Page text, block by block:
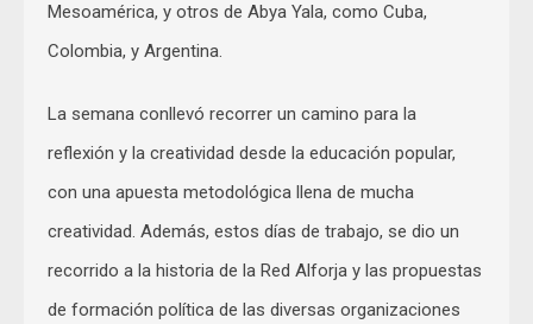
Mesoamérica, y otros de Abya Yala, como Cuba,
Colombia, y Argentina.
La semana conllevó recorrer un camino para la
reflexión y la creatividad desde la educación popular,
con una apuesta metodológica llena de mucha
creatividad. Además, estos días de trabajo, se dio un
recorrido a la historia de la Red Alforja y las propuestas
de formación política de las diversas organizaciones